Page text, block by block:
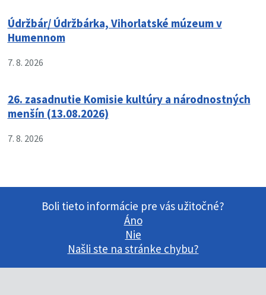
Údržbár/ Údržbárka, Vihorlatské múzeum v
Humennom
7. 8. 2026
26. zasadnutie Komisie kultúry a národnostných
menšín (13.08.2026)
7. 8. 2026
Boli tieto informácie pre vás užitočné?
Áno
Nie
Našli ste na stránke chybu?